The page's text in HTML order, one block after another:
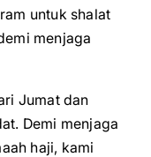
untuk shalat
menjaga
Jumat dan
Demi menjaga
haji, kami